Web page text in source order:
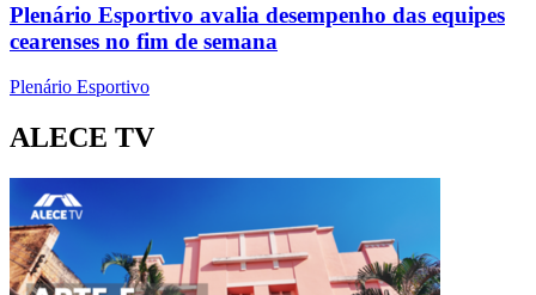
Plenário Esportivo avalia desempenho das equipes
cearenses no fim de semana
Plenário Esportivo
ALECE TV